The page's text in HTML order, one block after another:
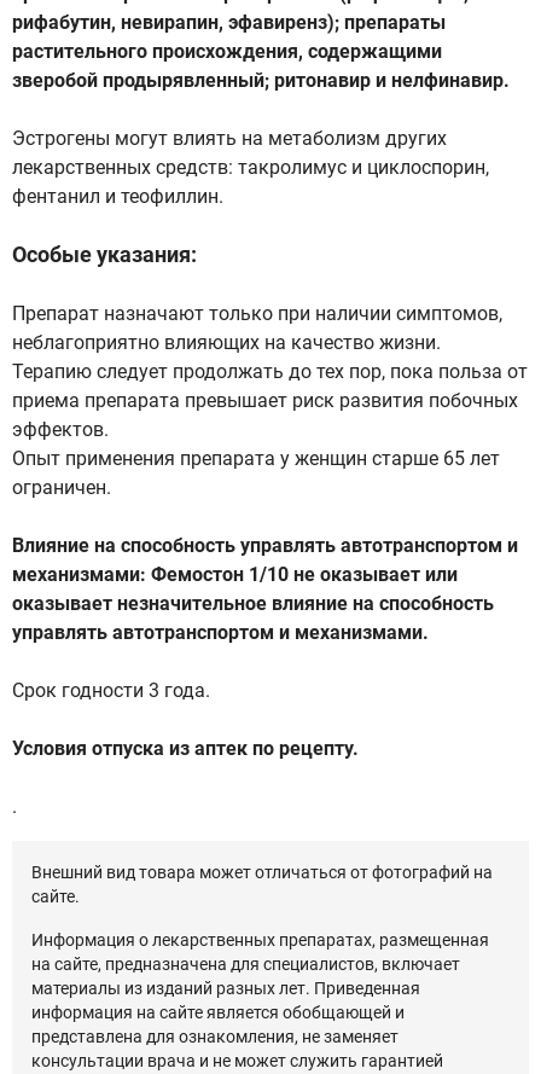
рифабутин, невирапин, эфавиренз); препараты
растительного происхождения, содержащими
зверобой продырявленный; ритонавир и нелфинавир.
Эстрогены могут влиять на метаболизм других
лекарственных средств: такролимус и циклоспорин,
фентанил и теофиллин.
Особые указания:
Препарат назначают только при наличии симптомов,
неблагоприятно влияющих на качество жизни.
Терапию следует продолжать до тех пор, пока польза от
приема препарата превышает риск развития побочных
эффектов.
Опыт применения препарата у женщин старше 65 лет
ограничен.
Влияние на способность управлять автотранспортом и
механизмами: Фемостон 1/10 не оказывает или
оказывает незначительное влияние на способность
управлять автотранспортом и механизмами.
Срок годности 3 года.
Условия отпуска из аптек по рецепту.
.
Внешний вид товара может отличаться от фотографий на
сайте.
Информация о лекарственных препаратах, размещенная
на сайте, предназначена для специалистов, включает
материалы из изданий разных лет. Приведенная
информация на сайте является обобщающей и
представлена для ознакомления, не заменяет
консультации врача и не может служить гарантией